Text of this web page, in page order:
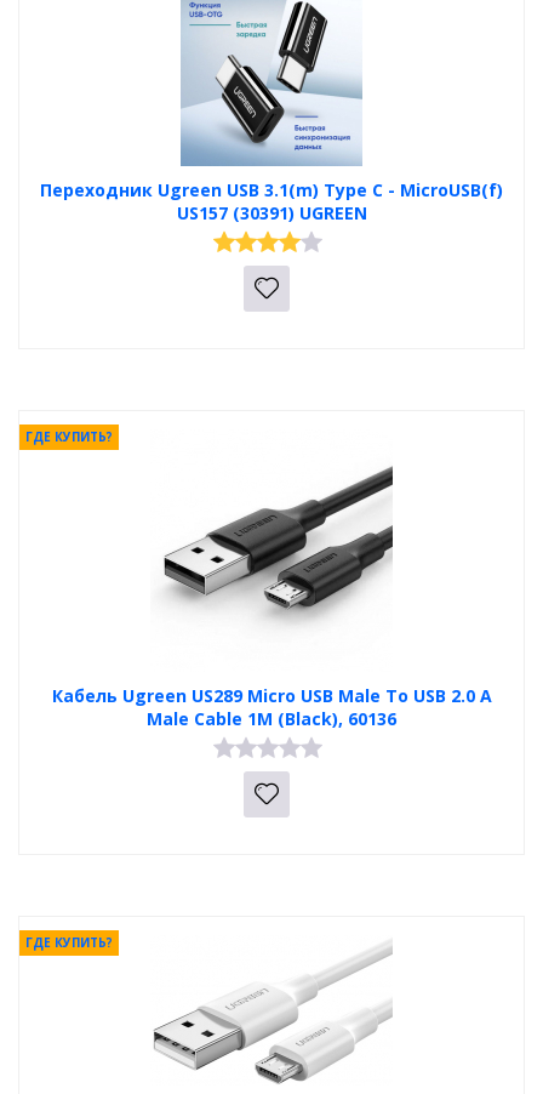
Переходник Ugreen USB 3.1(m) Type C - MicroUSB(f)
US157 (30391) UGREEN
Кабель Ugreen US289 Micro USB Male To USB 2.0 A
Male Cable 1M (Black), 60136
ГДЕ КУПИТЬ?
ГДЕ КУПИТЬ?